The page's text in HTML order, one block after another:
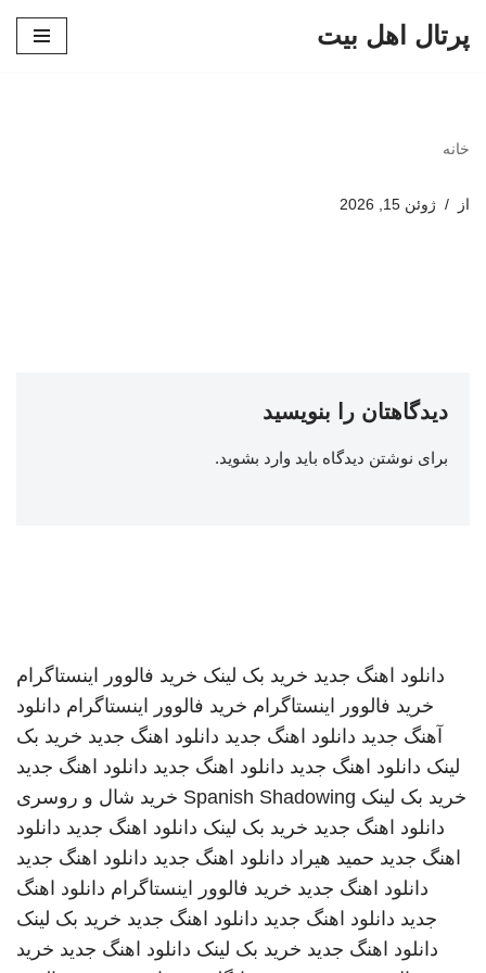
پرتال اهل بیت
خانه
از ژوئن 15, 2026
دیدگاهتان را بنویسید
برای نوشتن دیدگاه باید وارد بشوید.
دانلود اهنگ جدید خرید بک لینک خرید فالوور اینستاگرام
خرید فالوور اینستاگرام خرید فالوور اینستاگرام دانلود
آهنگ جدید دانلود اهنگ جدید دانلود اهنگ جدید خرید بک
لینک دانلود اهنگ جدید دانلود اهنگ جدید دانلود اهنگ جدید
خرید بک لینک Spanish Shadowing خرید شال و روسری
دانلود اهنگ جدید خرید بک لینک دانلود اهنگ جدید دانلود
اهنگ جدید حمید هیراد دانلود اهنگ جدید دانلود اهنگ جدید
دانلود اهنگ جدید خرید فالوور اینستاگرام دانلود اهنگ
جدید دانلود اهنگ جدید دانلود اهنگ جدید خرید بک لینک
دانلود اهنگ جدید خرید بک لینک دانلود اهنگ جدید خرید